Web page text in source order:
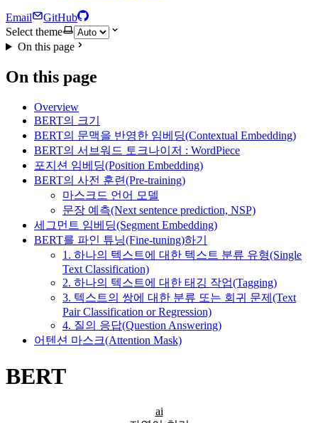
Email
GitHub
Select theme
On this page
On this page
Overview
BERT의 크기
BERT의 문맥을 반영한 임베딩(Contextual Embedding)
BERT의 서브워드 토크나이저 : WordPiece
포지션 임베딩(Position Embedding)
BERT의 사전 훈련(Pre-training)
마스크드 언어 모델
문장 예측(Next sentence prediction, NSP)
세그먼트 임베딩(Segment Embedding)
BERT를 파인 튜닝(Fine-tuning)하기
1. 하나의 텍스트에 대한 텍스트 분류 유형(Single
Text Classification)
2. 하나의 텍스트에 대한 태깅 작업(Tagging)
3. 텍스트의 쌍에 대한 분류 또는 회귀 문제(Text
Pair Classification or Regression)
4. 질의 응답(Question Answering)
어텐션 마스크(Attention Mask)
BERT
ai